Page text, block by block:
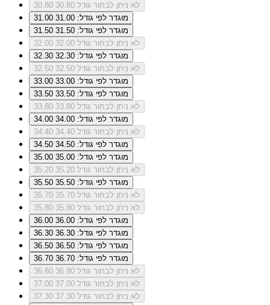
30.80
לא ניתן לבחור גודל 30.80
31.00
מוגדר לפי גודל: 31.00
31.50
מוגדר לפי גודל: 31.50
32.00
לא ניתן לבחור גודל 32.00
32.30
מוגדר לפי גודל: 32.30
32.50
לא ניתן לבחור גודל 32.50
33.00
מוגדר לפי גודל: 33.00
33.50
מוגדר לפי גודל: 33.50
33.80
לא ניתן לבחור גודל 33.80
34.00
מוגדר לפי גודל: 34.00
34.40
לא ניתן לבחור גודל 34.40
34.50
מוגדר לפי גודל: 34.50
35.00
מוגדר לפי גודל: 35.00
35.20
לא ניתן לבחור גודל 35.20
35.50
מוגדר לפי גודל: 35.50
35.70
לא ניתן לבחור גודל 35.70
35.80
לא ניתן לבחור גודל 35.80
36.00
מוגדר לפי גודל: 36.00
36.30
מוגדר לפי גודל: 36.30
36.50
מוגדר לפי גודל: 36.50
36.70
מוגדר לפי גודל: 36.70
36.80
לא ניתן לבחור גודל 36.80
37.00
לא ניתן לבחור גודל 37.00
37.30
לא ניתן לבחור גודל 37.30